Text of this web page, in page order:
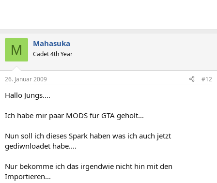
M Mahasuka
Cadet 4th Year
26. Januar 2009 #12
Hallo Jungs....
Ich habe mir paar MODS für GTA geholt...
Nun soll ich dieses Spark haben was ich auch jetzt
gediwnloadet habe....
Nur bekomme ich das irgendwie nicht hin mit den
Importieren...